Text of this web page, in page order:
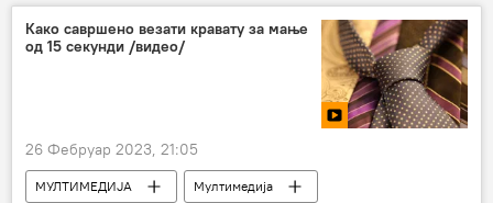
Како савршено везати кравату за мање
од 15 секунди /видео/
26 Фебруар 2023, 21:05
МУЛТИМЕДИЈА
Мултимедија